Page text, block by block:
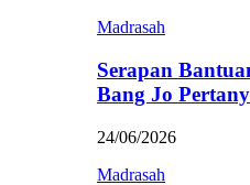
Madrasah
Serapan
Bang Jo
24/06/2026
Madrasah